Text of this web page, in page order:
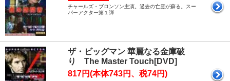
チャールズ・ブロンソン主演。過去の亡霊が蘇る。スー
パーアクター第１弾
ザ・ビッグマン 華麗なる金庫破
り The Master Touch[DVD]
817円(本体743円、税74円)